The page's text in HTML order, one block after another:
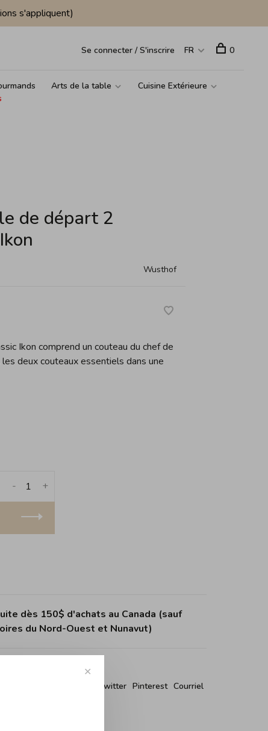
s'appliquent)
Arts de la table
Cuisine Extérieure
Se connecter / S'inscrire FR 0
de départ 2
Wusthof
Ikon comprend un couteau du chef de
deux couteaux essentiels dans une
+
-
dès 150$ d'achats au Canada (sauf
du Nord-Ouest et Nunavut)
Twitter Pinterest Courriel
✕